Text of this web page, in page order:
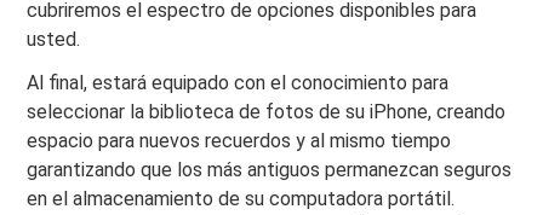
cubriremos el espectro de opciones disponibles para
usted.
Al final, estará equipado con el conocimiento para
seleccionar la biblioteca de fotos de su iPhone, creando
espacio para nuevos recuerdos y al mismo tiempo
garantizando que los más antiguos permanezcan seguros
en el almacenamiento de su computadora portátil.